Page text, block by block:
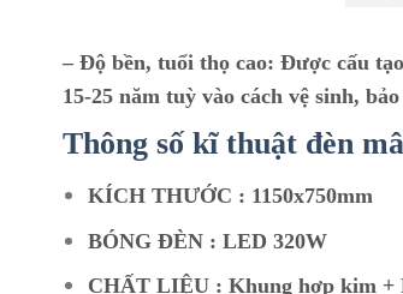
– Độ bền, tuổi thọ cao: Được cấu
15-25 năm tuỳ vào cách vệ sinh,
Thông số kĩ thuật đèn
KÍCH THƯỚC : 1150x750mm
BÓNG ĐÈN : LED 320W
CHẤT LIỆU : Khung hợp kim +